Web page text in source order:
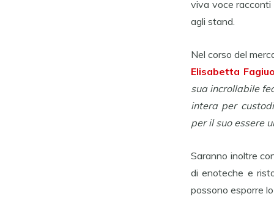
viva voce racconti
agli stand.
Nel corso del
Elisabetta
sua incrollabile
intera per
per il suo essere
Saranno inoltre
di enoteche e
possono esporre